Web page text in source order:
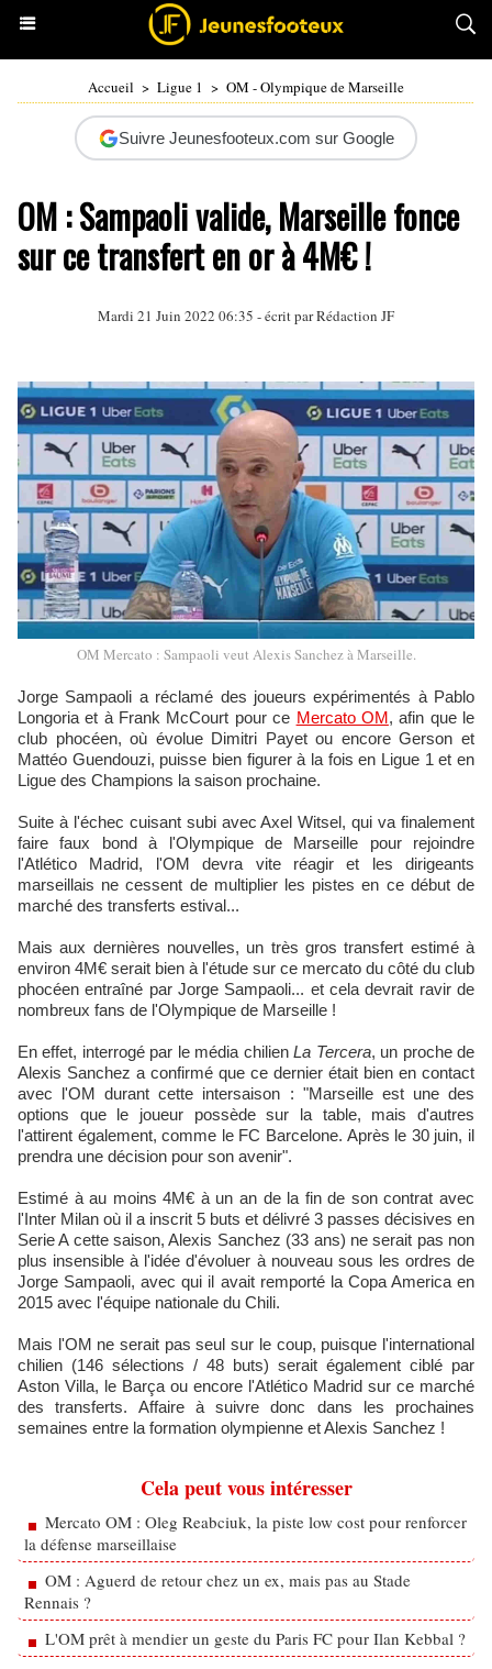
Accueil > Ligue 1 > OM - Olympique de Marseille
Suivre Jeunesfooteux.com sur Google
OM : Sampaoli valide, Marseille fonce
sur ce transfert en or à 4M€ !
Mardi 21 Juin 2022 06:35 - écrit par Rédaction JF
OM Mercato : Sampaoli veut Alexis Sanchez à Marseille.
Jorge Sampaoli a réclamé des joueurs expérimentés à Pablo
Longoria et à Frank McCourt pour ce Mercato OM, afin que le
club phocéen, où évolue Dimitri Payet ou encore Gerson et
Mattéo Guendouzi, puisse bien figurer à la fois en Ligue 1 et en
Ligue des Champions la saison prochaine.
Suite à l'échec cuisant subi avec Axel Witsel, qui va finalement
faire faux bond à l'Olympique de Marseille pour rejoindre
l'Atlético Madrid, l'OM devra vite réagir et les dirigeants
marseillais ne cessent de multiplier les pistes en ce début de
marché des transferts estival...
Mais aux dernières nouvelles, un très gros transfert estimé à
environ 4M€ serait bien à l'étude sur ce mercato du côté du club
phocéen entraîné par Jorge Sampaoli... et cela devrait ravir de
nombreux fans de l'Olympique de Marseille !
En effet, interrogé par le média chilienLa Tercera, un proche de
Alexis Sanchez a confirmé que ce dernier était bien en contact
avec l'OM durant cette intersaison : "Marseille est une des
options que le joueur possède sur la table, mais d'autres
l'attirent également, comme le FC Barcelone. Après le 30 juin, il
prendra une décision pour son avenir".
Estimé à au moins 4M€ à un an de la fin de son contrat avec
l'Inter Milan où il a inscrit 5 buts et délivré 3 passes décisives en
Serie A cette saison, Alexis Sanchez (33 ans) ne serait pas non
plus insensible à l'idée d'évoluer à nouveau sous les ordres de
Jorge Sampaoli, avec qui il avait remporté la Copa America en
2015 avec l'équipe nationale du Chili.
Mais l'OM ne serait pas seul sur le coup, puisque l'international
chilien (146 sélections / 48 buts) serait également ciblé par
Aston Villa, le Barça ou encore l'Atlético Madrid sur ce marché
des transferts. Affaire à suivre donc dans les prochaines
semaines entre la formation olympienne et Alexis Sanchez !
Cela peut vous intéresser
Mercato OM : Oleg Reabciuk, la piste low cost pour renforcer
la défense marseillaise
OM : Aguerd de retour chez un ex, mais pas au Stade
Rennais ?
L'OM prêt à mendier un geste du Paris FC pour Ilan Kebbal ?